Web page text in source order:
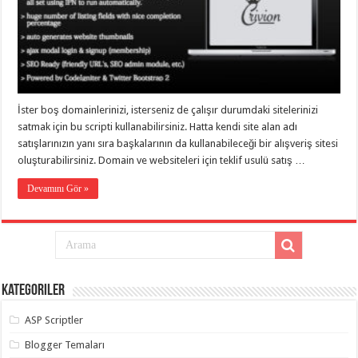
taşımacılık,
evden
taşımacılık,
gaziantep
evden
taşımacılık
gaziantep
evden
taşımacılık,
gaziantep
taşımacılık,
evden
taşımacılık,
gaziantep
taşıma,
evden
İster boş domainlerinizi, isterseniz de çalışır durumdaki sitelerinizi
satmak için bu scripti kullanabilirsiniz. Hatta kendi site alan adı
satışlarınızın yanı sıra başkalarının da kullanabileceği bir alışveriş sitesi
oluşturabilirsiniz. Domain ve websiteleri için teklif usulü satış …
Devamını Gör »
Kategoriler
ASP Scriptler
Blogger Temaları